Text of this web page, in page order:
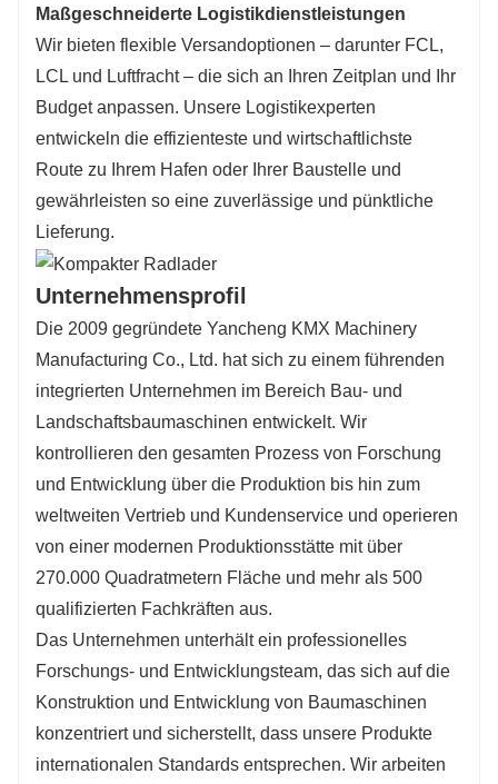
Maßgeschneiderte Logistikdienstleistungen
Wir bieten flexible Versandoptionen – darunter FCL,
LCL und Luftfracht – die sich an Ihren Zeitplan und Ihr
Budget anpassen. Unsere Logistikexperten
entwickeln die effizienteste und wirtschaftlichste
Route zu Ihrem Hafen oder Ihrer Baustelle und
gewährleisten so eine zuverlässige und pünktliche
Lieferung.
Unternehmensprofil
Die 2009 gegründete Yancheng KMX Machinery
Manufacturing Co., Ltd. hat sich zu einem führenden
integrierten Unternehmen im Bereich Bau- und
Landschaftsbaumaschinen entwickelt. Wir
kontrollieren den gesamten Prozess von Forschung
und Entwicklung über die Produktion bis hin zum
weltweiten Vertrieb und Kundenservice und operieren
von einer modernen Produktionsstätte mit über
270.000 Quadratmetern Fläche und mehr als 500
qualifizierten Fachkräften aus.
Das Unternehmen unterhält ein professionelles
Forschungs- und Entwicklungsteam, das sich auf die
Konstruktion und Entwicklung von Baumaschinen
konzentriert und sicherstellt, dass unsere Produkte
internationalen Standards entsprechen. Wir arbeiten